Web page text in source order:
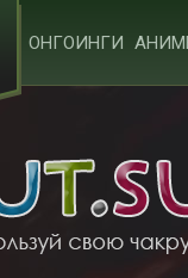
ОНГОИНГИ